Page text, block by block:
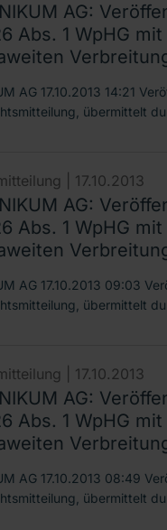
AG:
Abs. 1 WpHG
AG 17.10.2013 14:21
übermittelt
| 17.10.2013
AG:
Abs. 1 WpHG
AG 17.10.2013 09:03
übermittelt
| 17.10.2013
AG:
Abs. 1 WpHG
AG 17.10.2013 08:49
übermittelt